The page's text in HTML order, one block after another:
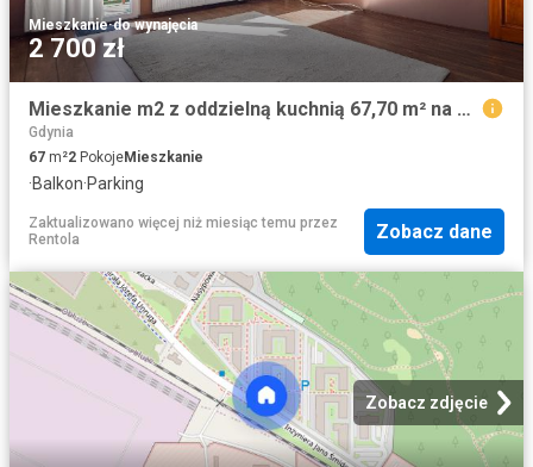
Mieszkanie·do wynajęcia
2 700 zł
Mieszkanie m2 z oddzielną kuchnią 67,70 m² na wynajem Gdynia, Witomino
Gdynia
67 m²2 PokojeMieszkanie
·Balkon·Parking
Zaktualizowano więcej niż miesiąc temu przez
Rentola
Zobacz dane
Zobacz zdjęcie